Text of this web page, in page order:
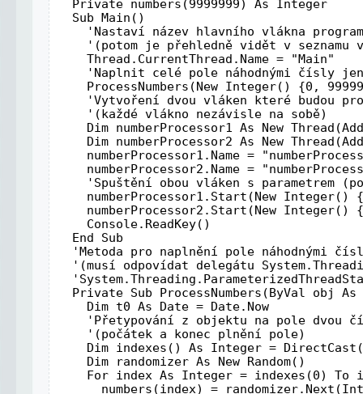
  Private numbers(9999999) As Integer
  Sub Main()
'Nastaví název hlavního vlákna
'(potom je přehledně vidět v seznamu
    Thread.CurrentThread.Name = "Main"
'Naplnit celé pole náhodnými čísly
ProcessNumbers(New Integer() {0,
'Vytvoření dvou vláken které budou
    '(každé vlákno nezávisle na sobě)
Dim numberProcessor1 As New
Dim numberProcessor2 As New
numberProcessor1.Name =
numberProcessor2.Name =
'Spuštění obou vláken s parametrem
numberProcessor1.Start(New Integer()
numberProcessor2.Start(New Integer()
    Console.ReadKey()
  End Sub
'Metoda pro naplnění pole náhodnými
'(musí odpovídat delegátu
Private Sub ProcessNumbers(ByVal obj As
    Dim t0 As Date = Date.Now
'Přetypování z objektu na pole dvou
    '(počátek a konec plnění pole)
Dim indexes() As Integer =
    Dim randomizer As New Random()
For index As Integer = indexes(0) To
numbers(index) =